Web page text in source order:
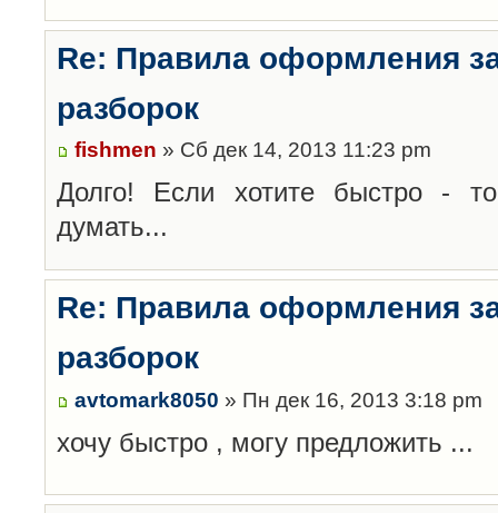
Re: Правила оформления
разборок
fishmen » Сб дек 14, 2013 11:23 pm
Долго! Если хотите быстро -
думать...
Re: Правила оформления
разборок
avtomark8050 » Пн дек 16, 2013 3:18 pm
хочу быстро , могу предложить ...